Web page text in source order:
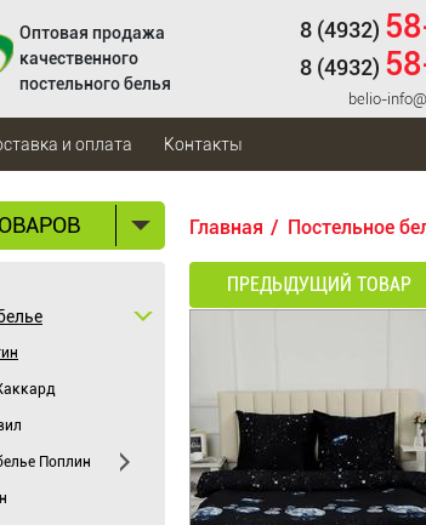
Оптовая продажа
качественного
постельного белья
8 (4932)
8 (4932)
belio-
и оплата Контакты
Поплин
Главная Постельное
ПРЕДЫДУЩИЙ ТОВАР